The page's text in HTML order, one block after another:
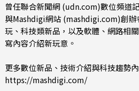
曾任聯合新聞網 (udn.com)數位頻道
與Mashdigi網站 (mashdigi.com)創辦
玩、科技類新品，以及軟體、網路相
寫內容介紹新玩意。
更多數位新品、技術介紹與科技趨勢內
https://mashdigi.com/